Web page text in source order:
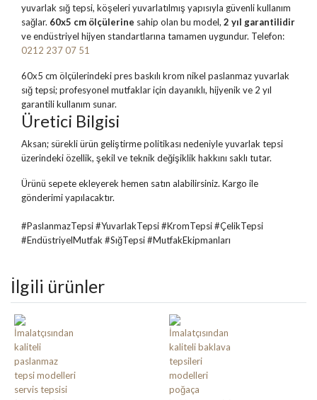
yuvarlak sığ tepsi, köşeleri yuvarlatılmış yapısıyla güvenli kullanım
sağlar. 60x5 cm ölçülerine sahip olan bu model, 2 yıl garantilidir
ve endüstriyel hijyen standartlarına tamamen uygundur. Telefon:
0212 237 07 51
60x5 cm ölçülerindeki pres baskılı krom nikel paslanmaz yuvarlak
sığ tepsi; profesyonel mutfaklar için dayanıklı, hijyenik ve 2 yıl
garantili kullanım sunar.
Üretici Bilgisi
Aksan; sürekli ürün geliştirme politikası nedeniyle yuvarlak tepsi
üzerindeki özellik, şekil ve teknik değişiklik hakkını saklı tutar.
Ürünü sepete ekleyerek hemen satın alabilirsiniz. Kargo ile
gönderimi yapılacaktır.
#PaslanmazTepsi #YuvarlakTepsi #KromTepsi #ÇelikTepsi
#EndüstriyelMutfak #SığTepsi #MutfakEkipmanları
İlgili ürünler